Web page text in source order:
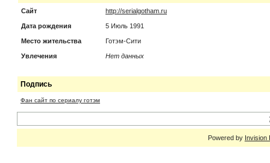
Сайт http://serialgotham.ru
Дата рождения 5 Июль 1991
Место жительства Готэм-Сити
Увлечения Нет данных
Подпись
Фан сайт по сериалу готэм
Powered by Invision